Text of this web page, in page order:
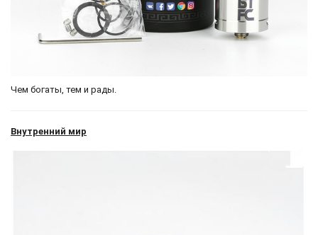
Чем богаты, тем и рады.
Внутренний мир